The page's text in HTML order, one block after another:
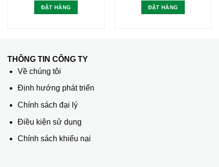
ĐẶT HÀNG ĐẶT HÀNG
THÔNG TIN CÔNG TY
Về chúng tôi
Định hướng phát triển
Chính sách đại lý
Điều kiện sử dụng
Chính sách khiếu nại